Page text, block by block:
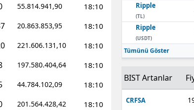
Kırşehir
Kocaeli
Konya
Kütahya
55.814.941,90 18:10
20.863.853,95 18:10
221.606.131,10 18:10
197.580.404,64 18:10
44.784.102,09 18:10
201.564.428,42 18:10
Ripple
(TL)
Ripple
(USDT)
Tümünü Göster
BIST Artanlar
CRFSA